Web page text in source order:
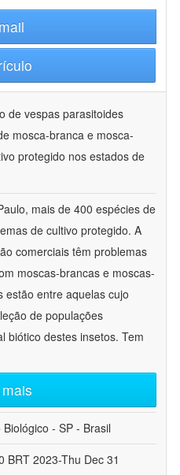
de vespas parasitoides
mosca-branca e mosca-
protegido nos estados de
mais de 400 espécies de
de cultivo protegido. A
comerciais têm problemas
moscas-brancas e moscas-
estão entre aquelas cujo
de populações
biótico destes insetos. Tem
Biológico - SP - Brasil
BRT 2023-Thu Dec 31